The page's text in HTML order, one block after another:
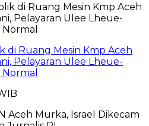
di Ruang Mesin Kmp Aceh
Pelayaran Ulee Lheue-